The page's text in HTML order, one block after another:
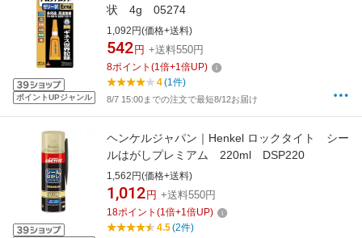
ポイントUPジャンル
状 4g 05274
1,092円(価格+送料)
542 円 +送料550円
8ポイント (1倍+1倍UP)
4(1件)
8/7 15:00までの注文で最短8/12お届け
ヘンケルジャパン｜Henkel ロックタイト シー
ルはがしプレミアム 220ml DSP220
1,562円(価格+送料)
1,012 円 +送料550円
18ポイント (1倍+1倍UP)
4.5(2件)